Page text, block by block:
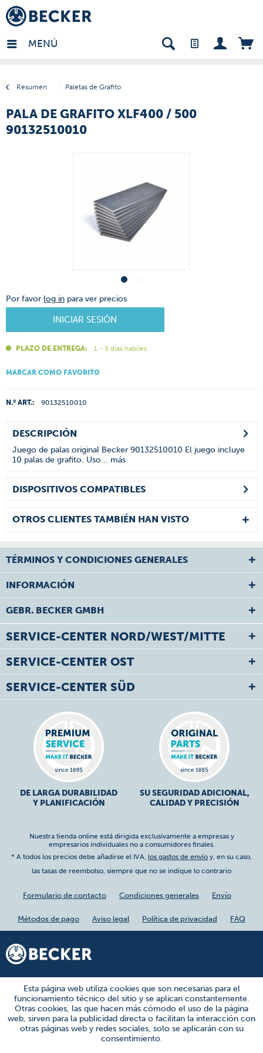
MENÚ
Resumen Paletas de Grafito
- ES
PALA DE GRAFITO XLF400 / 500
90132510010
Por favor log in para ver precios
INICIAR SESIÓN
PLAZO DE ENTREGA: 1 - 3 días hábiles
MARCAR COMO FAVORITO
N.º ART.: 90132510010
DESCRIPCIÓN
Juego de palas original Becker 90132510010 El juego incluye
10 palas de grafito. Uso... más
DISPOSITIVOS COMPATIBLES
OTROS CLIENTES TAMBIÉN HAN VISTO
TÉRMINOS Y CONDICIONES GENERALES
INFORMACIÓN
GEBR. BECKER GMBH
SERVICE-CENTER NORD/WEST/MITTE
SERVICE-CENTER OST
SERVICE-CENTER SÜD
DE LARGA DURABILIDAD
Y PLANIFICACIÓN
SU SEGURIDAD ADICIONAL,
CALIDAD Y PRECISIÓN
Nuestra tienda online está dirigida exclusivamente a empresas y
empresarios individuales no a consumidores finales.
* A todos los precios debe añadirse el IVA, los gastos de envío y, en su caso,
las tasas de reembolso, siempre que no se indique lo contrario
Formulario de contacto Condiciones generales Envío
Métodos de pago Aviso legal Política de privacidad FAQ
Esta página web utiliza cookies que son necesarias para el
funcionamiento técnico del sitio y se aplican constantemente.
Otras cookies, las que hacen más cómodo el uso de la página
web, sirven para la publicidad directa o facilitan la interacción con
otras páginas web y redes sociales, solo se aplicarán con su
consentimiento.